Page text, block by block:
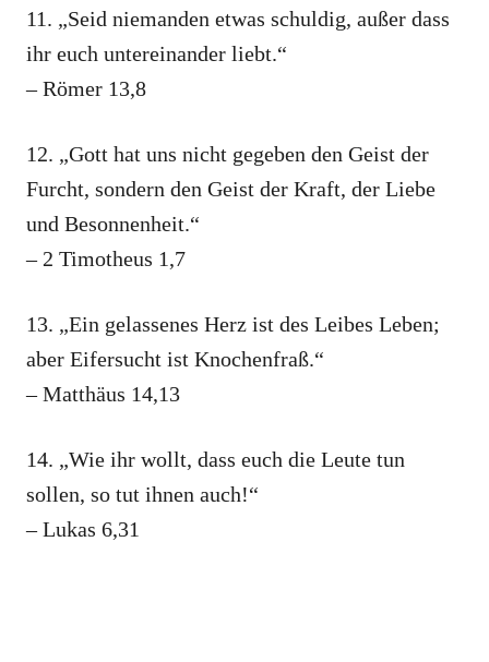
11. „Seid niemanden etwas schuldig, außer dass
ihr euch untereinander liebt.“
– Römer 13,8
12. „Gott hat uns nicht gegeben den Geist der
Furcht, sondern den Geist der Kraft, der Liebe
und Besonnenheit.“
– 2 Timotheus 1,7
13. „Ein gelassenes Herz ist des Leibes Leben;
aber Eifersucht ist Knochenfraß.“
– Matthäus 14,13
14. „Wie ihr wollt, dass euch die Leute tun
sollen, so tut ihnen auch!“
– Lukas 6,31